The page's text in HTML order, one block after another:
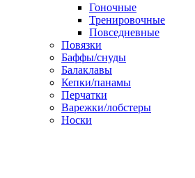
Гоночные
Тренировочные
Повседневные
Повязки
Баффы/снуды
Балаклавы
Кепки/панамы
Перчатки
Варежки/лобстеры
Носки